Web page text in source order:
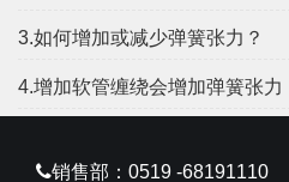
3.如何增加或减少弹簧张力？
4.增加软管缠绕会增加弹簧张力
销售部：0519 -68191110